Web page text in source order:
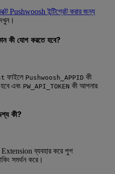
Pushwoosh ইন্টিগ্রেট করার জন্য
যোগ করতে হবে?
ফাইলে Pushwoosh_APPID কী
এবং PW_API_TOKEN কী আপনার
কী?
ব্যবহার করে পুশ
সমর্থন করে।